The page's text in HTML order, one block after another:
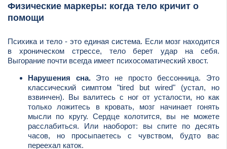
Физические маркеры: когда тело кричит о
помощи
Психика и тело - это единая система. Если мозг находится
в хроническом стрессе, тело берет удар на себя.
Выгорание почти всегда имеет психосоматический хвост.
Нарушения сна.Это не просто бессонница. Это
классический симптом "tired but wired" (устал, но
взвинчен). Вы валитесь с ног от усталости, но как
только ложитесь в кровать, мозг начинает гонять
мысли по кругу. Сердце колотится, вы не можете
расслабиться. Или наоборот: вы спите по десять
часов, но просыпаетесь с чувством, будто вас
переехал каток.